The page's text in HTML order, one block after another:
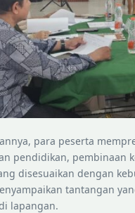
para peserta
pendidikan, pembinaan
disesuaikan dengan
tantangan
lapangan.